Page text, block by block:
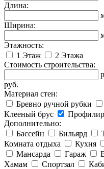
Длина:
Ширина:
Этажность:
1 Этаж
2 Этажа
Стоимость строительства:
руб.
Материал стен:
Бревно ручной рубки
Клееный брус
Дополнительно:
Бассейн
Бильярд
Комната отдыха
Кухня
Мансарда
Гараж
Хамам
Спортзал